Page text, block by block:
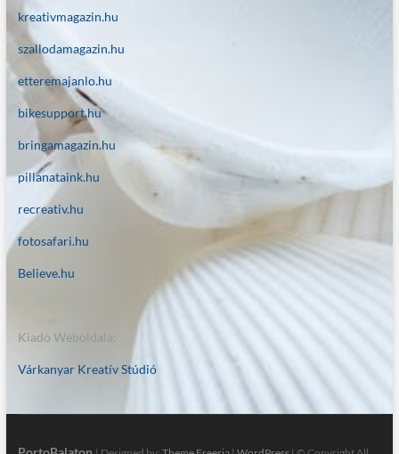
kreativmagazin.hu
szallodamagazin.hu
etteremajanlo.hu
bikesupport.hu
bringamagazin.hu
pillanataink.hu
recreativ.hu
fotosafari.hu
Believe.hu
Kiadó Weboldala:
Várkanyar Kreatív Stúdió